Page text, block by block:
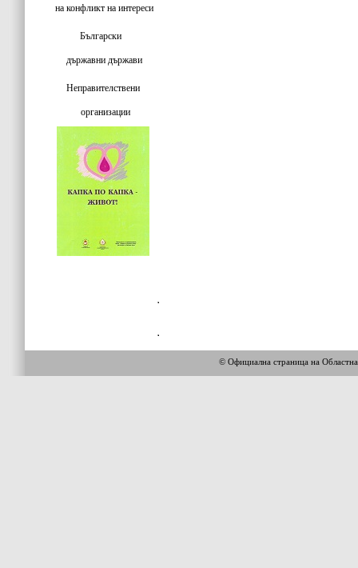
на конфликт на интереси
Български
държавни държави
Неправителствени
организации
© Официална страница на